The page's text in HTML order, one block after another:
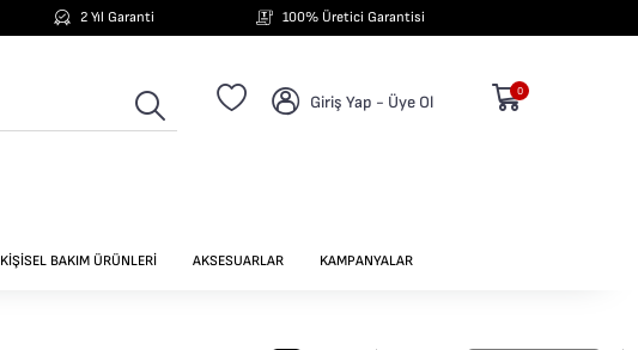
2 Yıl Garanti 100% Üretici Garantisi
Giriş Yap - Üye Ol
0
KİŞİSEL BAKIM ÜRÜNLERİ AKSESUARLAR KAMPANYALAR